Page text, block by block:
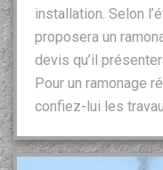
installation. Selon
proposera un
devis qu’il
Pour un ramonage
confiez-lui les